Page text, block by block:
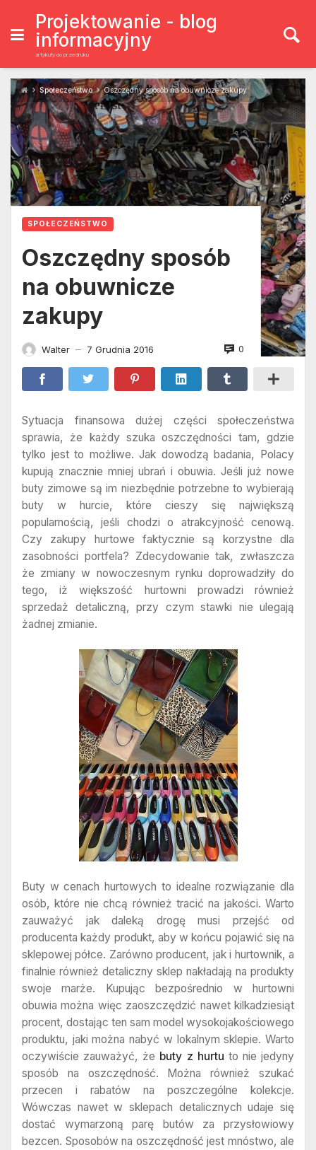
content
Projektowanie - blog
informacyjny
artykuły do przedruku
Społeczeństwo Oszczędny sposób na obuwnicze zakupy
SPOŁECZEŃSTWO
Oszczędny sposób
na obuwnicze
zakupy
Walter — 7 Grudnia 2016 0
Sytuacja finansowa dużej części społeczeństwa
sprawia, że każdy szuka oszczędności tam, gdzie
tylko jest to możliwe. Jak dowodzą badania, Polacy
kupują znacznie mniej ubrań i obuwia. Jeśli już nowe
buty zimowe są im niezbędnie potrzebne to wybierają
buty w hurcie, które cieszy się największą
popularnością, jeśli chodzi o atrakcyjność cenową.
Czy zakupy hurtowe faktycznie są korzystne dla
zasobności portfela? Zdecydowanie tak, zwłaszcza
że zmiany w nowoczesnym rynku doprowadziły do
tego, iż większość hurtowni prowadzi również
sprzedaż detaliczną, przy czym stawki nie ulegają
żadnej zmianie.
Buty w cenach hurtowych to idealne rozwiązanie dla
osób, które nie chcą również tracić na jakości. Warto
zauważyć jak daleką drogę musi przejść od
producenta każdy produkt, aby w końcu pojawić się na
sklepowej półce. Zarówno producent, jak i hurtownik, a
finalnie również detaliczny sklep nakładają na produkty
swoje marże. Kupując bezpośrednio w hurtowni
obuwia można więc zaoszczędzić nawet kilkadziesiąt
procent, dostając ten sam model wysokojakościowego
produktu, jaki można nabyć w lokalnym sklepie. Warto
oczywiście zauważyć, że buty z hurtu to nie jedyny
sposób na oszczędność. Można również szukać
przecen i rabatów na poszczególne kolekcje.
Wówczas nawet w sklepach detalicznych udaje się
dostać wymarzoną parę butów za przysłowiowy
bezcen. Sposobów na oszczędność jest mnóstwo, ale